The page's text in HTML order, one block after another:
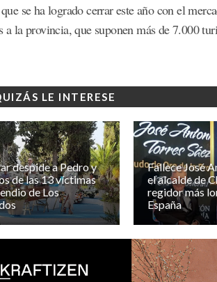
se ha logrado cerrar este año con el
a la provincia, que suponen más de 7.000
LE INTERESE
despide a Pedro y
de las 13 víctimas
de Los
Fallece José
el alcalde de
regidor más
España